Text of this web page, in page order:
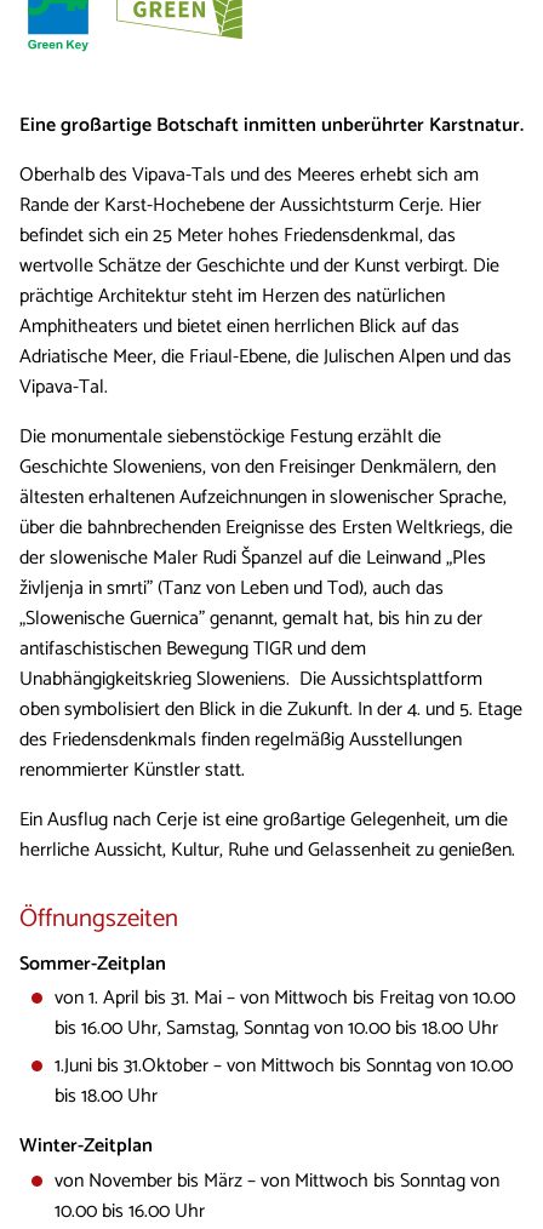
Eine großartige Botschaft inmitten unberührter Karstnatur.
Oberhalb des Vipava-Tals und des Meeres erhebt sich am
Rande der Karst-Hochebene der Aussichtsturm Cerje. Hier
befindet sich ein 25 Meter hohes Friedensdenkmal, das
wertvolle Schätze der Geschichte und der Kunst verbirgt. Die
prächtige Architektur steht im Herzen des natürlichen
Amphitheaters und bietet einen herrlichen Blick auf das
Adriatische Meer, die Friaul-Ebene, die Julischen Alpen und das
Vipava-Tal.
Die monumentale siebenstöckige Festung erzählt die
Geschichte Sloweniens, von den Freisinger Denkmälern, den
ältesten erhaltenen Aufzeichnungen in slowenischer Sprache,
über die bahnbrechenden Ereignisse des Ersten Weltkriegs, die
der slowenische Maler Rudi Španzel auf die Leinwand „Ples
življenja in smrti" (Tanz von Leben und Tod), auch das
„Slowenische Guernica" genannt, gemalt hat, bis hin zu der
antifaschistischen Bewegung TIGR und dem
Unabhängigkeitskrieg Sloweniens. Die Aussichtsplattform
oben symbolisiert den Blick in die Zukunft. In der 4. und 5. Etage
des Friedensdenkmals finden regelmäßig Ausstellungen
renommierter Künstler statt.
Ein Ausflug nach Cerje ist eine großartige Gelegenheit, um die
herrliche Aussicht, Kultur, Ruhe und Gelassenheit zu genießen.
Öffnungszeiten
Sommer-Zeitplan
von 1. April bis 31. Mai – von Mittwoch bis Freitag von 10.00
bis 16.00 Uhr, Samstag, Sonntag von 10.00 bis 18.00 Uhr
1.Juni bis 31.Oktober – von Mittwoch bis Sonntag von 10.00
bis 18.00 Uhr
Winter-Zeitplan
von November bis März – von Mittwoch bis Sonntag von
10.00 bis 16.00 Uhr